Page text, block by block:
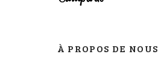
À PROPOS DE NOUS